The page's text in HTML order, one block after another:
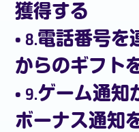
獲得する
• 8.電話番号を
からのギフト
• 9.ゲーム通
ボーナス通知